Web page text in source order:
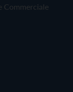
Commerciale